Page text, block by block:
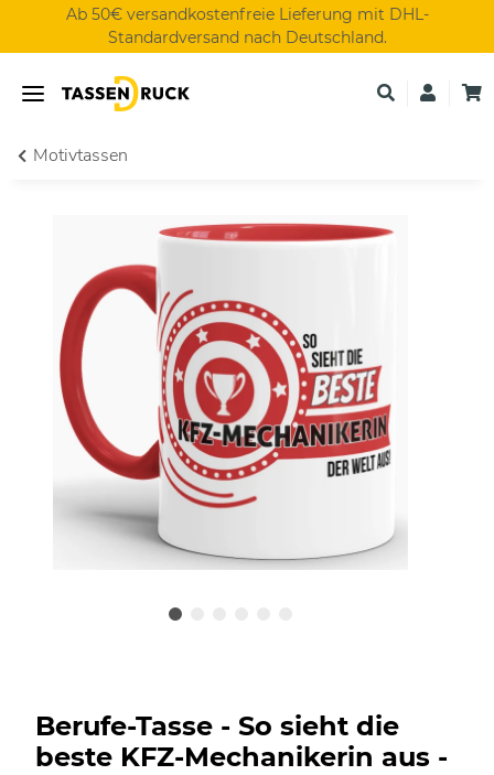
Ab 50€ versandkostenfreie Lieferung mit DHL-
Standardversand nach Deutschland.
Motivtassen
Berufe-Tasse - So sieht die
beste KFZ-Mechanikerin aus -